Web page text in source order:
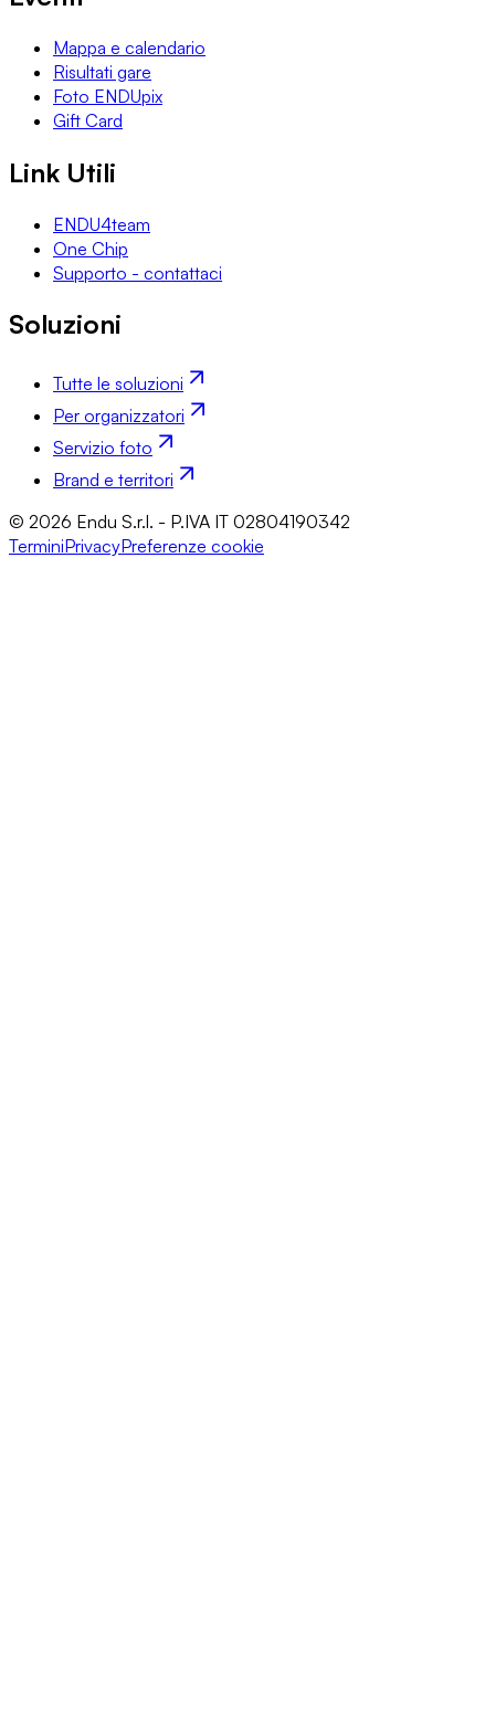
Mappa e calendario
Risultati gare
Foto ENDUpix
Gift Card
Link Utili
ENDU4team
One Chip
Supporto - contattaci
Soluzioni
Tutte le soluzioni
Per organizzatori
Servizio foto
Brand e territori
© 2026 Endu S.r.l. - P.IVA IT 02804190342
TerminiPrivacyPreferenze cookie